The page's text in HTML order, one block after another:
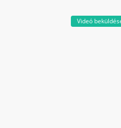
Videó